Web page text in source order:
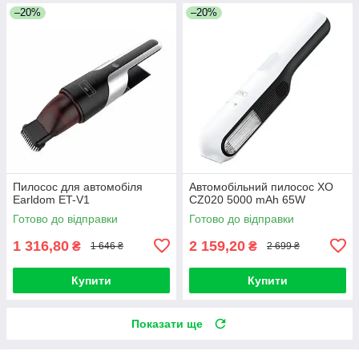
–20%
Пилосос для автомобіля
Earldom ET-V1
Готово до відправки
1 316,80 ₴ 1 646 ₴
Купити
–20%
Автомобільний пилосос XO
CZ020 5000 mAh 65W
Готово до відправки
2 159,20 ₴ 2 699 ₴
Купити
Показати ще